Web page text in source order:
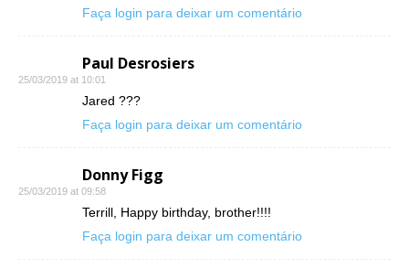
Faça login para deixar um comentário
Paul Desrosiers
25/03/2019 at 10:01
Jared ???
Faça login para deixar um comentário
Donny Figg
25/03/2019 at 09:58
Terrill, Happy birthday, brother!!!!
Faça login para deixar um comentário